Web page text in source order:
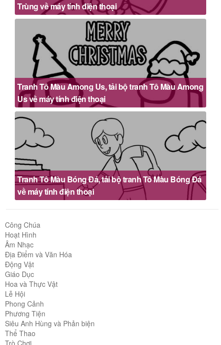
Trùng về máy tính điện thoại
Tranh Tô Màu Among Us, tải bộ tranh Tô Màu Among
Us về máy tính điện thoại
Tranh Tô Màu Bóng Đá, tải bộ tranh Tô Màu Bóng Đá
về máy tính điện thoại
Công Chúa
Hoạt Hình
Âm Nhạc
Địa Điểm và Văn Hóa
Động Vật
Giáo Dục
Hoa và Thực Vật
Lễ Hội
Phong Cảnh
Phương Tiện
Siêu Anh Hùng và Phản biện
Thể Thao
Trò Chơi